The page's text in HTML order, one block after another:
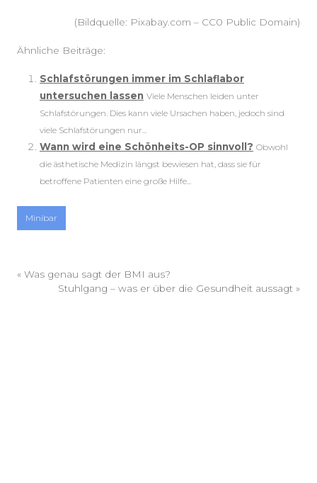
(Bildquelle: Pixabay.com – CC0 Public Domain)
Ähnliche Beiträge:
Schlafstörungen immer im Schlaflabor
untersuchen lassen Viele Menschen leiden unter
Schlafstörungen. Dies kann viele Ursachen haben, jedoch sind
viele Schlafstörungen nur...
Wann wird eine Schönheits-OP sinnvoll? Obwohl
die ästhetische Medizin längst bewiesen hat, dass sie für
betroffene Patienten eine große Hilfe...
Minibar
« Was genau sagt der BMI aus?
Stuhlgang – was er über die Gesundheit aussagt »